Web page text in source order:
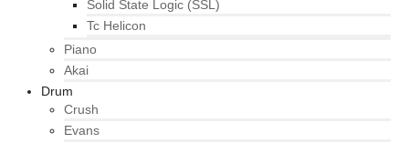
Solid State Logic (SSL)
Tc Helicon
Piano
Akai
Drum
Crush
Evans